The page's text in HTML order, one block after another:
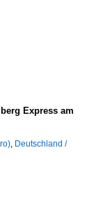
Express am
, Deutschland /